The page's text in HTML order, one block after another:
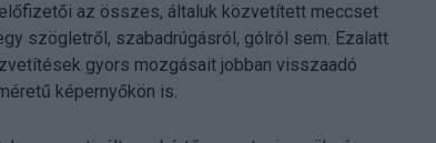
az összes, általuk közvetített meccset
szögletről, szabadrúgásról, gólról sem. Ezalatt
gyors mozgásait jobban visszaadó
képernyőkön is.